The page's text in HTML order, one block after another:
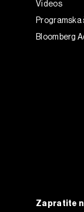
Videos
Programska
Bloomberg
Zapratite